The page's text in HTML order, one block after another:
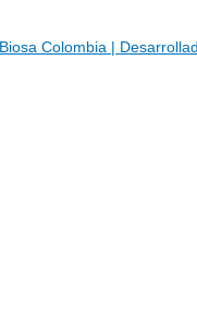
Colombia |